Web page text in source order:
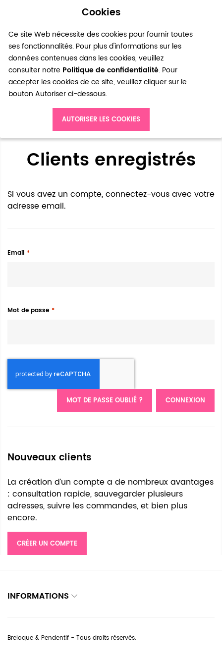
Cookies
Ce site Web nécessite des cookies pour fournir toutes
ses fonctionnalités. Pour plus d'informations sur les
données contenues dans les cookies, veuillez
consulter notre Politique de confidentialité. Pour
accepter les cookies de ce site, veuillez cliquer sur le
bouton Autoriser ci-dessous.
AUTORISER LES COOKIES
0
Accès client
Clients enregistrés
Si vous avez un compte, connectez-vous avec votre
adresse email.
Email
Mot de passe
CONNEXION
MOT DE PASSE OUBLIÉ ?
Nouveaux clients
La création d’un compte a de nombreux avantages
: consultation rapide, sauvegarder plusieurs
adresses, suivre les commandes, et bien plus
encore.
CRÉER UN COMPTE
INFORMATIONS
Breloque & Pendentif - Tous droits réservés.